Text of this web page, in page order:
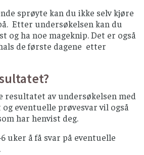
sprøyte kan du ikke selv kjøre
Etter undersøkelsen kan du
og ha noe mageknip. Det er også
de første dagene etter
resultatet av undersøkelsen med
og eventuelle prøvesvar vil også
har henvist deg.
uker å få svar på eventuelle